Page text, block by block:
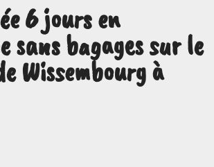
6 jours en
sans bagages sur le
Wissembourg à